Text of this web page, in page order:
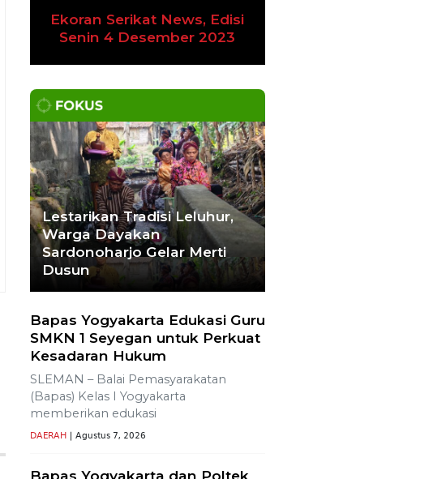
Ekoran Serikat News, Edisi
Previous
Lestarikan Tradisi Leluhur,
Warga Dayakan
Sardonoharjo Gelar Merti
Dusun
Bapas Yogyakarta Edukasi Guru
SMKN 1 Seyegan untuk Perkuat
SLEMAN – Balai Pemasyarakatan
(Bapas) Kelas I Yogyakarta